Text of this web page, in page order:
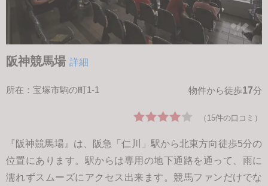
阪神競馬場 詳細
所在：宝塚市駒の町1-1 物件から徒歩17分
（15件の口コミ）
『阪神競馬場』は、阪急「仁川」駅から北東方向徒歩5分の
位置にあります。駅からは専用の地下通路を通って、雨に
濡れずスムーズにアクセス出来ます。競馬ファンだけでな